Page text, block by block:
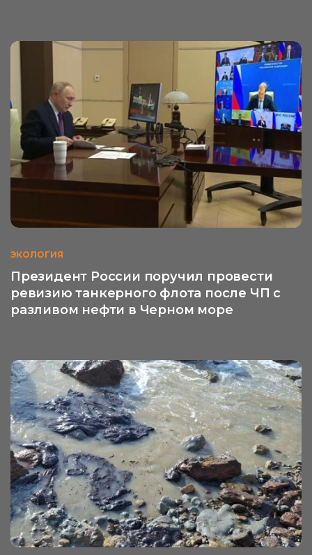
ЭКОЛОГИЯ
Президент России поручил провести
ревизию танкерного флота после ЧП с
разливом нефти в Черном море